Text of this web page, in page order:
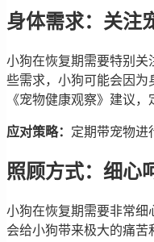
身体需求：关注
小狗在恢复期需要特别关
些需求，小狗可能会因为
《宠物健康观察》建议
应对策略： 定期带宠物进
照顾方式：细心
小狗在恢复期需要非常细
会给小狗带来极大的痛苦